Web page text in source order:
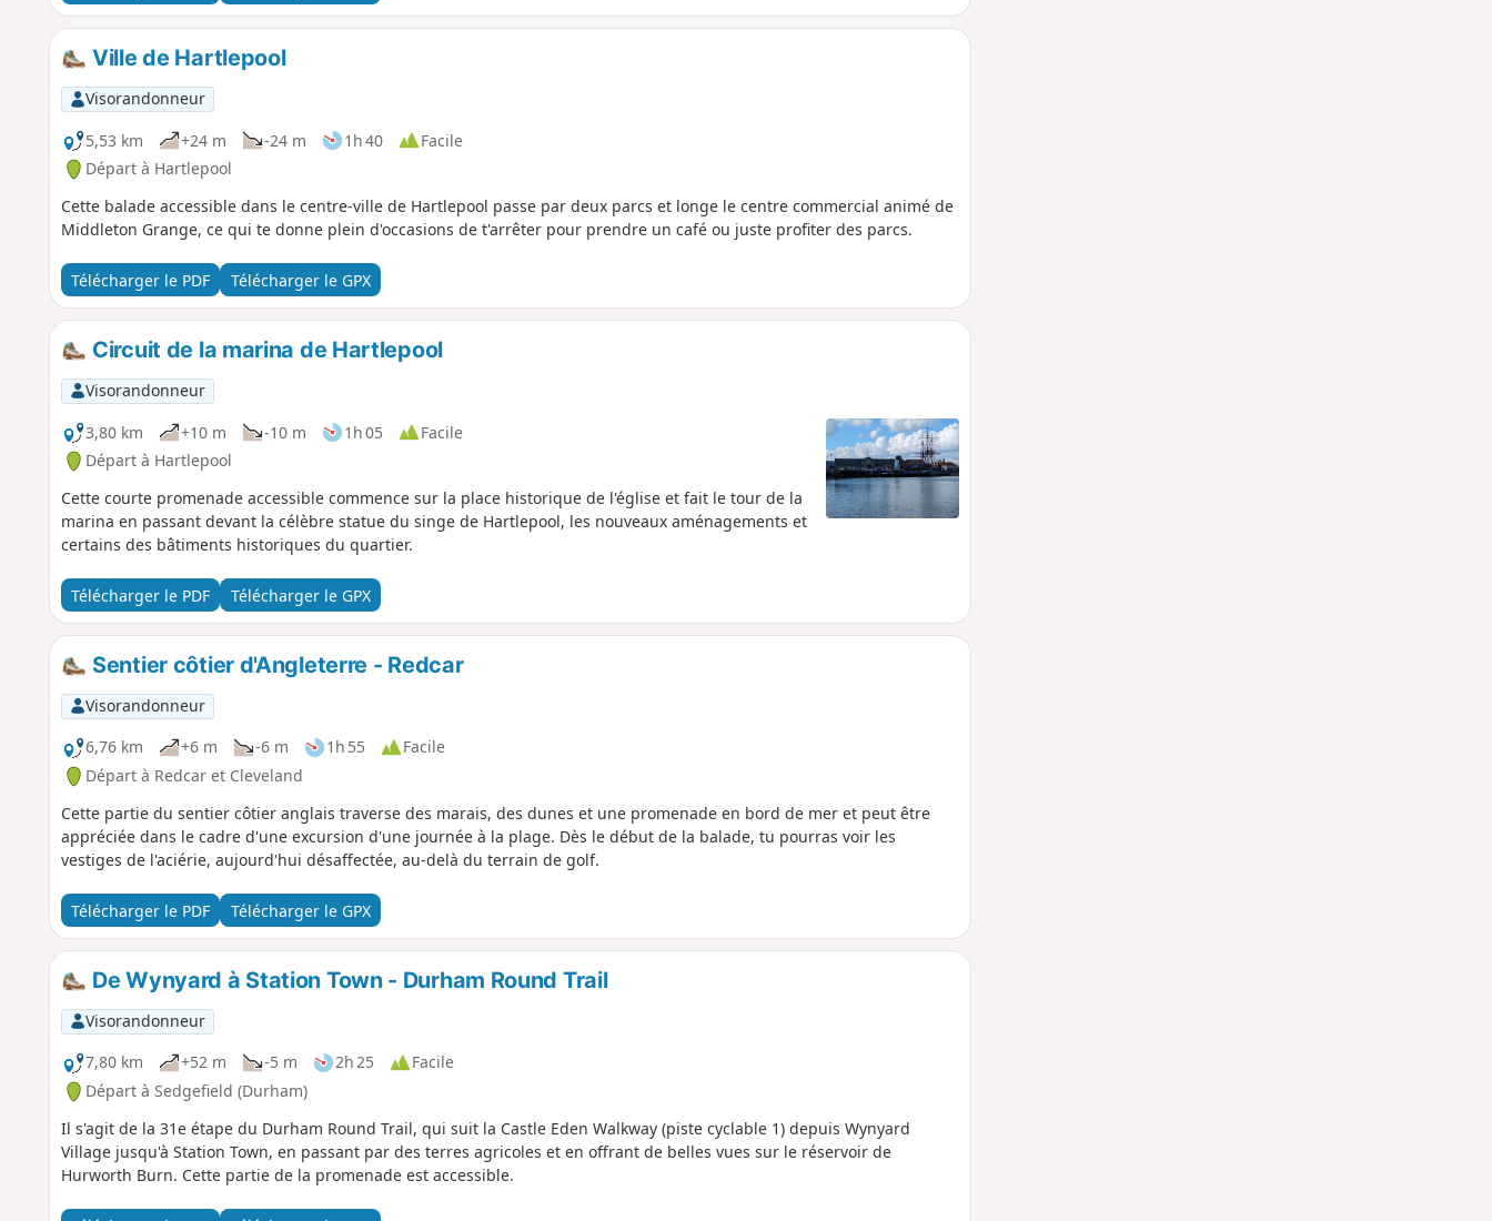
Ville de Hartlepool
Visorandonneur
5,53 km
+24 m -24 m 1h 40
Facile
Départ à Hartlepool
Cette balade accessible dans le centre-ville de Hartlepool passe par deux parcs et longe le centre commercial animé de
Middleton Grange, ce qui te donne plein d'occasions de t'arrêter pour prendre un café ou juste profiter des parcs.
Télécharger le PDF Télécharger le GPX
Circuit de la marina de Hartlepool
Visorandonneur
3,80 km
+10 m -10 m 1h 05
Facile
Départ à Hartlepool
Cette courte promenade accessible commence sur la place historique de l'église et fait le tour de la
marina en passant devant la célèbre statue du singe de Hartlepool, les nouveaux aménagements et
certains des bâtiments historiques du quartier.
Télécharger le PDF Télécharger le GPX
Sentier côtier d'Angleterre - Redcar
Visorandonneur
6,76 km
+6 m -6 m 1h 55
Facile
Départ à Redcar et Cleveland
Cette partie du sentier côtier anglais traverse des marais, des dunes et une promenade en bord de mer et peut être
appréciée dans le cadre d'une excursion d'une journée à la plage. Dès le début de la balade, tu pourras voir les
vestiges de l'aciérie, aujourd'hui désaffectée, au-delà du terrain de golf.
Télécharger le PDF Télécharger le GPX
De Wynyard à Station Town - Durham Round Trail
Visorandonneur
7,80 km
+52 m -5 m 2h 25
Facile
Départ à Sedgefield (Durham)
Il s'agit de la 31e étape du Durham Round Trail, qui suit la Castle Eden Walkway (piste cyclable 1) depuis Wynyard
Village jusqu'à Station Town, en passant par des terres agricoles et en offrant de belles vues sur le réservoir de
Hurworth Burn. Cette partie de la promenade est accessible.